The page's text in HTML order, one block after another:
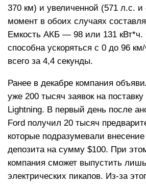
370 км) и увеличенной (571 л.с.
момент в обоих случаях
Емкость АКБ — 98 или 131
способна ускоряться с 0 до 96
всего за 4,4 секунды.
Ранее в декабре компания
уже 200 тысяч заявок на
Lightning. В первый день после
Ford получил 20 тысяч
которые подразумевали внесение
депозита на сумму $100. При
компания сможет выпустить
электрических пикапов. Из-за